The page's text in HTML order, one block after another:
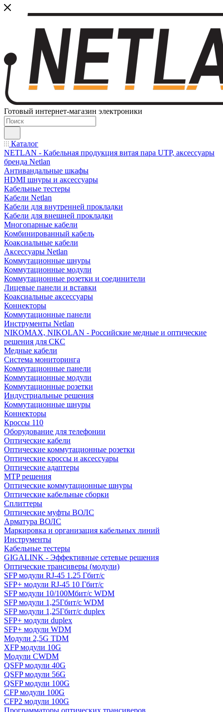
Готовый интернет-магазин электроники
Каталог
NETLAN - Кабельная продукция витая пара UTP, аксессуары
бренда Netlan
Антивандальные шкафы
HDMI шнуры и аксессуары
Кабельные тестеры
Кабели Netlan
Кабели для внутренней прокладки
Кабели для внешней прокладки
Многопарные кабели
Комбинированный кабель
Коаксиальные кабели
Аксессуары Netlan
Коммутационные шнуры
Коммутационные модули
Коммутационные розетки и соединители
Лицевые панели и вставки
Коаксиальные аксессуары
Коннекторы
Коммутационные панели
Инструменты Netlan
NIKOMAX, NIKOLAN - Российские медные и оптические
решения для СКС
Медные кабели
Система мониторинга
Коммутационные панели
Коммутационные модули
Коммутационные розетки
Индустриальные решения
Коммутационные шнуры
Коннекторы
Кроссы 110
Оборудование для телефонии
Оптические кабели
Оптические коммутационные розетки
Оптические кроссы и аксессуары
Оптические адаптеры
MTP решения
Оптические коммутационные шнуры
Оптические кабельные сборки
Сплиттеры
Оптические муфты ВОЛС
Арматура ВОЛС
Маркировка и организация кабельных линий
Инструменты
Кабельные тестеры
GIGALINK - Эффективные сетевые решения
Оптические трансиверы (модули)
SFP модули RJ-45 1.25 Гбит/c
SFP+ модули RJ-45 10 Гбит/c
SFP модули 10/100Мбит/с WDM
SFP модули 1,25Гбит/с WDM
SFP модули 1,25Гбит/с duplex
SFP+ модули duplex
SFP+ модули WDM
Модули 2,5G TDM
XFP модули 10G
Модули CWDM
QSFP модули 40G
QSFP модули 56G
QSFP модули 100G
CFP модули 100G
CFP2 модули 100G
Программаторы оптических трансиверов